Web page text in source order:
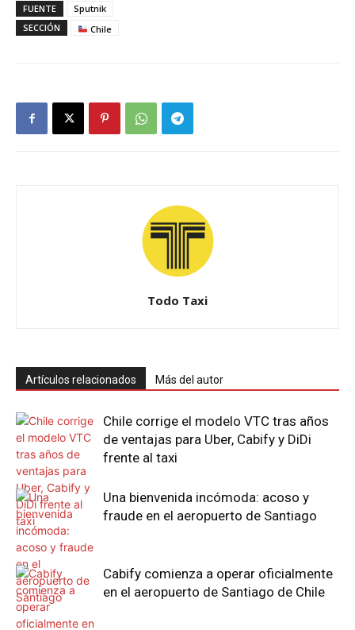
FUENTE
Sputnik
SECCIÓN
Chile
Todo Taxi
Artículos relacionados Más del autor
Chile corrige el modelo VTC tras años
de ventajas para Uber, Cabify y DiDi
frente al taxi
Una bienvenida incómoda: acoso y
fraude en el aeropuerto de Santiago
Cabify comienza a operar oficialmente
en el aeropuerto de Santiago de Chile